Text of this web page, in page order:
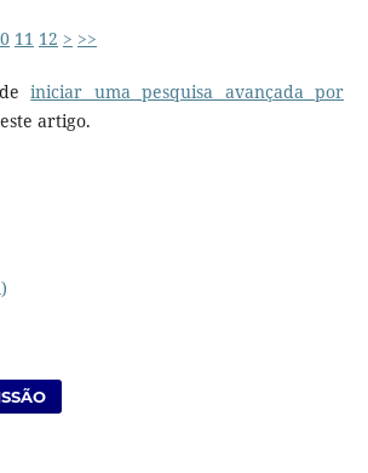
11 12 > >>
iniciar uma pesquisa avançada por
artigo.